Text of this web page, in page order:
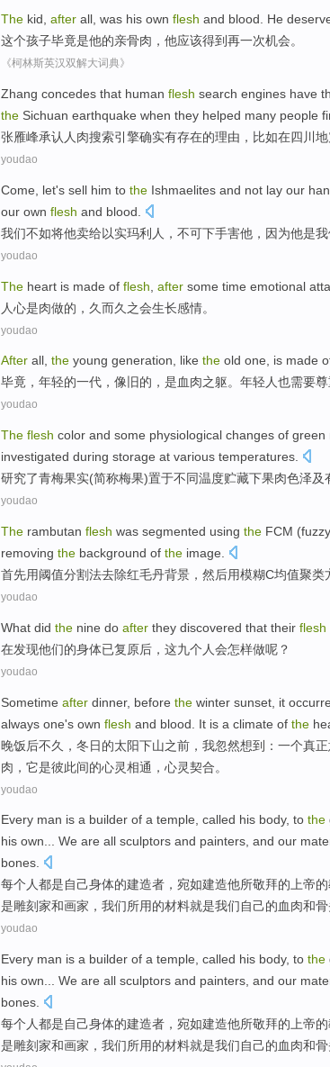
The kid after all, was his own flesh and blood. He
这个孩子毕竟是他的亲骨肉 ， 他应该得到再一次机会。
《柯林斯英汉双解大词典》
Zhang concedes that human flesh search engines have
the Sichuan earthquake when they helped many people
张雁峰承认 人 肉搜索引擎确实有存在的理由， 比如在四川 地
youdao
Come, let's sell him to the Ishmaelites and not lay our
our own flesh and blood.
我们不如将他卖给以实玛利人， 不可下手害他， 因为他是
youdao
The heart is made of flesh after some time emotional
人心是肉做的 ，久 而久之会生长感情。
youdao
After all, the young generation, like the old one, is made
毕竟 ， 年轻的一代 ， 像 旧的， 是血肉之躯。年轻人也需要
youdao
The flesh color and some physiological changes of green
investigated during storage at various temperatures
研究了青梅果实(简称梅果)置于不同温度贮藏下果肉色泽及
youdao
The rambutan flesh was segmented using the FCM (fuzzy
removing the background of the image.
首先用阈值分割法去除红毛丹背景， 然后用模糊C均值聚类
youdao
What did the nine do after they discovered that their flesh
在发现他们的身体已复原后 ， 这九个人会怎样做呢？
youdao
Sometime after dinner, before the winter sunset it
always one's own flesh and blood. It is a climate of the
晚饭后不久， 冬日的太阳下山之前 ， 我忽然想到： 一个真正
肉， 它是彼此间的心灵相通，心灵契合。
youdao
Every man is a builder of a temple, called his body, to the
his own... We are all sculptors and painters, and our
bones.
每个人都是自己身体的建造者，宛如建造他所敬拜的上帝的
是雕刻家和画家 ， 我们所用的材料就是我们自己的血肉和
youdao
Every man is a builder of a temple, called his body, to the
his own We are all sculptors and painters , and our
bones
每个 人都是自己身体的建造者，宛如建造他所敬拜的 上帝的
是雕刻家和画家 ， 我们所用的材料就是我们自己的血肉和